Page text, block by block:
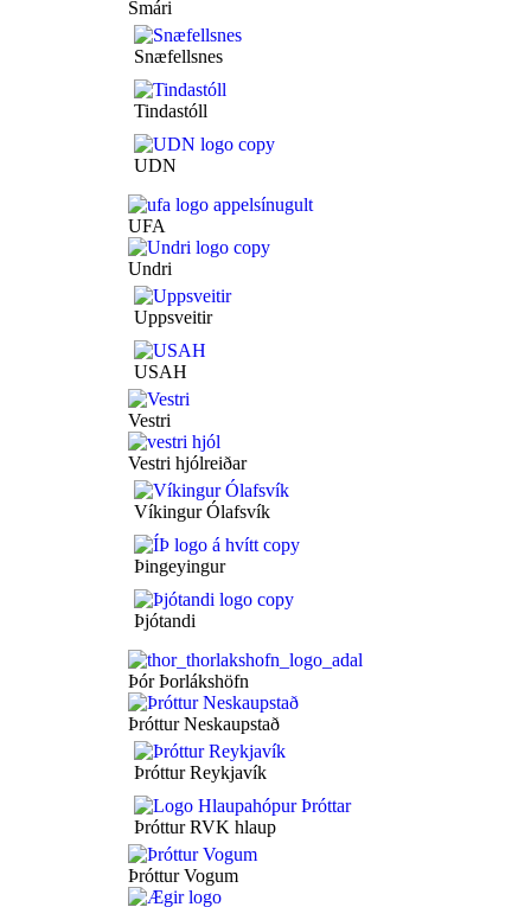
Smári
Snæfellsnes
Tindastóll
UDN
UFA
Undri
Uppsveitir
USAH
Vestri
Vestri hjólreiðar
Víkingur Ólafsvík
Þingeyingur
Þjótandi
Þór Þorlákshöfn
Þróttur Neskaupstað
Þróttur Reykjavík
Þróttur RVK hlaup
Þróttur Vogum